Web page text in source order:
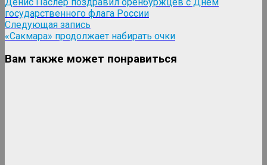
по
записям
государственного флага России
Следующая запись
запись:
«Сакмара» продолжает набирать очки
Вам также может понравиться